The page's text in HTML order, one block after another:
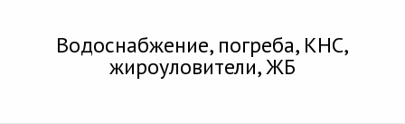
Водоснабжение, погреба, КНС,
жироуловители, ЖБ